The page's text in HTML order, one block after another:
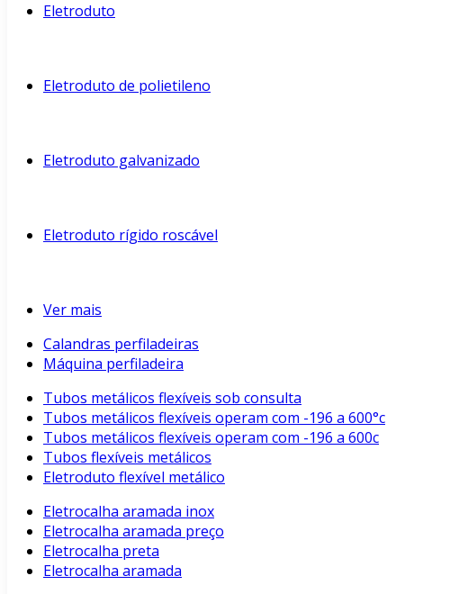
Eletroduto
Eletroduto de polietileno
Eletroduto galvanizado
Eletroduto rígido roscável
Ver mais
Calandras perfiladeiras
Máquina perfiladeira
Tubos metálicos flexíveis sob consulta
Tubos metálicos flexíveis operam com -196 a 600°c
Tubos metálicos flexíveis operam com -196 a 600c
Tubos flexíveis metálicos
Eletroduto flexível metálico
Eletrocalha aramada inox
Eletrocalha aramada preço
Eletrocalha preta
Eletrocalha aramada